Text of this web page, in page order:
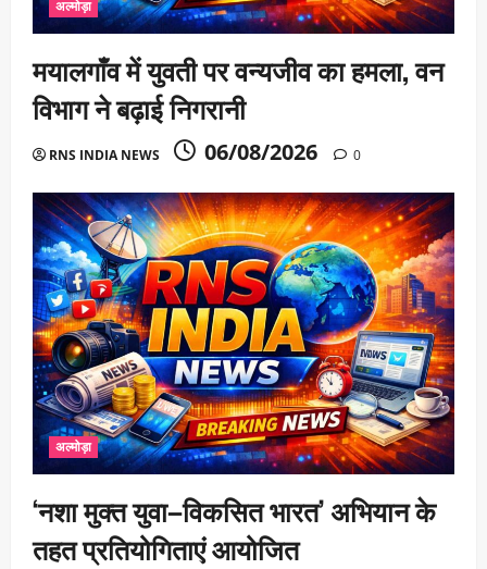
अल्मोड़ा
मयालगाँव में युवती पर वन्यजीव का हमला, वन
विभाग ने बढ़ाई निगरानी
RNS INDIA NEWS 06/08/2026 0
अल्मोड़ा
‘नशा मुक्त युवा–विकसित भारत’ अभियान के
तहत प्रतियोगिताएं आयोजित